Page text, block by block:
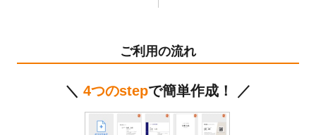
箔押し年賀状のデザインテンプレート
ステッカーのデザインテンプレート
しました。
2025年巳年の年賀状デザインテンプレート
ご利用の流れ
＼ 4つのstepで簡単作成！ ／